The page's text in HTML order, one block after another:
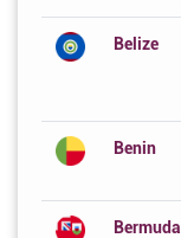
Belize
Benin
Bermuda